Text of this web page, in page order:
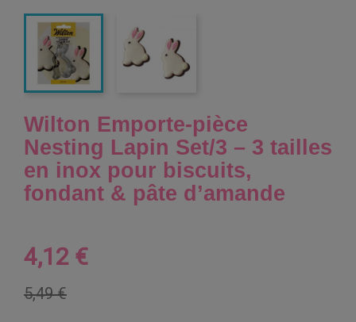
Wilton Emporte-pièce
Nesting Lapin Set/3 – 3 tailles
en inox pour biscuits,
fondant & pâte d’amande
4,12 €
5,49 €